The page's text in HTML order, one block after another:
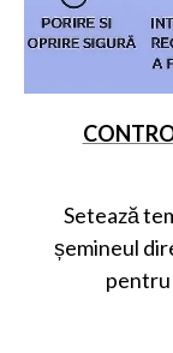
Setează
șemineul
pentru